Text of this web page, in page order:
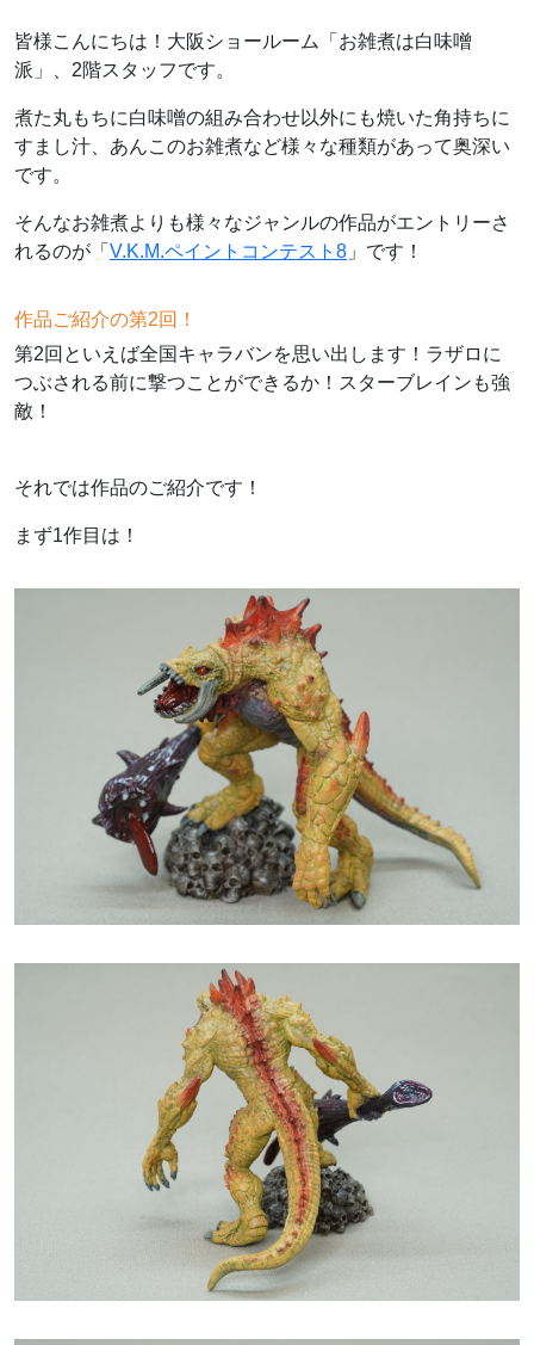
皆様こんにちは！大阪ショールーム「お雑煮は白味噌
派」、2階スタッフです。
煮た丸もちに白味噌の組み合わせ以外にも焼いた角持ちに
すまし汁、あんこのお雑煮など様々な種類があって奥深い
です。
そんなお雑煮よりも様々なジャンルの作品がエントリーさ
れるのが「 V.K.M.ペイントコンテスト8 」です！
作品ご紹介の第2回！
第2回といえば全国キャラバンを思い出します！ラザロに
つぶされる前に撃つことができるか！スターブレインも強
敵！
それでは作品のご紹介です！
まず1作目は！